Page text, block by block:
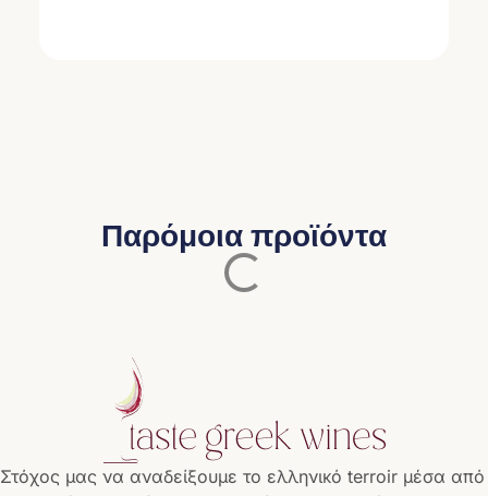
Παρόμοια προϊόντα
Στόχος μας να αναδείξουμε το ελληνικό terroir μέσα από